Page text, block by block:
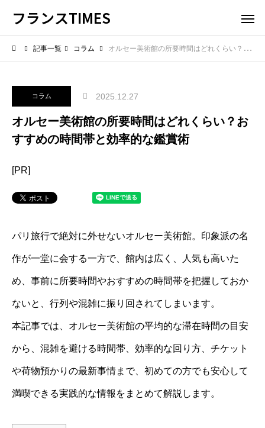
フランスTIMES
記事一覧 コラム オルセー美術館の所要時間はどれくらい？おすすめの時間帯と効率的な鑑賞術
コラム 2025.12.27
オルセー美術館の所要時間はどれくらい？お
すすめの時間帯と効率的な鑑賞術
[PR]
パリ旅行で絶対に外せないオルセー美術館。印象派の名
作が一堂に会する一方で、館内は広く、人気も高いた
め、事前に所要時間やおすすめの時間帯を把握しておか
ないと、行列や混雑に振り回されてしまいます。
本記事では、オルセー美術館の平均的な滞在時間の目安
から、混雑を避ける時間帯、効率的な回り方、チケット
や荷物預かりの最新事情まで、初めての方でも安心して
満喫できる実践的な情報をまとめて解説します。